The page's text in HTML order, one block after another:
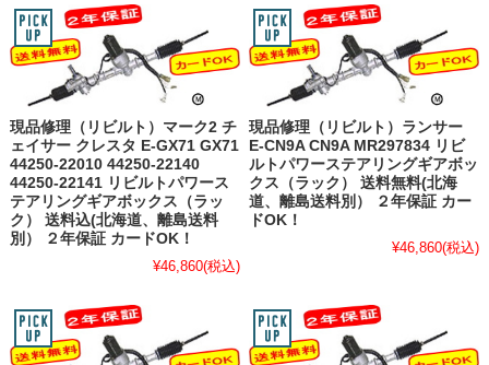
現品修理（リビルト）マーク2 チ
ェイサー クレスタ E-GX71 GX71
44250-22010 44250-22140
44250-22141 リビルトパワース
テアリングギアボックス（ラッ
ク） 送料込(北海道、離島送料
別） ２年保証 カードOK！
¥46,860(税込)
現品修理（リビルト）ランサー
E-CN9A CN9A MR297834 リビ
ルトパワーステアリングギアボッ
クス（ラック） 送料無料(北海
道、離島送料別） ２年保証 カー
ドOK！
¥46,860(税込)